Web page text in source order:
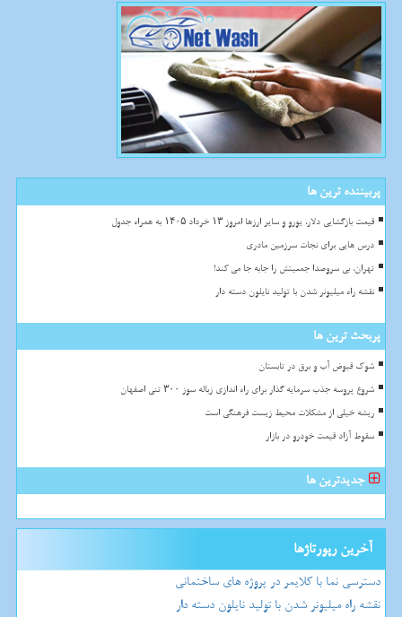
پربیننده ترین ها
قیمت بازگشایی دلار، یورو و سایر ارزها امروز ۱۳ خرداد ۱۴۰۵ به همراه جدول
درس هایی برای نجات سرزمین مادری
تهران، بی سروصدا جمعیتش را جابه جا می کند!
نقشه راه میلیونر شدن با تولید نایلون دسته دار
پربحث ترین ها
شوک قبوض آب و برق در تابستان
شروع پروسه جذب سرمایه گذار برای راه اندازی زباله سوز ۳۰۰ تنی اصفهان
ریشه خیلی از مشکلات محیط زیست فرهنگی است
سقوط آزاد قیمت خودرو در بازار
جدیدترین ها
آخرین رپورتاژها
دسترسی نما با کلایمر در پروژه های ساختمانی
نقشه راه میلیونر شدن با تولید نایلون دسته دار